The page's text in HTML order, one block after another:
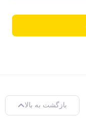
بازگشت به بالا